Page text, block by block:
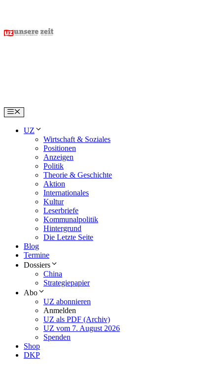
content
Menu
UZ
Wirtschaft & Soziales
Positionen
Anzeigen
Politik
Theorie & Geschichte
Aktion
Internationales
Kultur
Leserbriefe
Kommunalpolitik
Hintergrund
Die Letzte Seite
Blog
Termine
Dossiers
China
Strategiepapier
Abo
UZ abonnieren
Anmelden
UZ als PDF (Archiv)
UZ vom 7. August 2026
Spenden
Shop
DKP